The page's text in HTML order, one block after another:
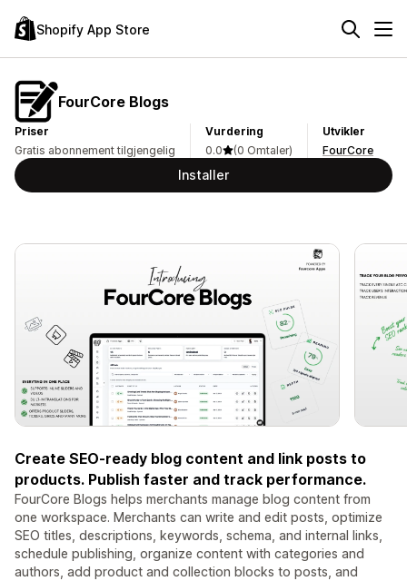
Shopify App Store
FourCore Blogs
Priser
Gratis abonnement tilgjengelig
Vurdering
0.0
(0 Omtaler)
Utvikler
FourCore
Installer
Create SEO-ready blog content and link posts to
products. Publish faster and track performance.
FourCore Blogs helps merchants manage blog content from
one workspace. Merchants can write and edit posts, optimize
SEO titles, descriptions, keywords, schema, and internal links,
schedule publishing, organize content with categories and
authors, add product and collection blocks to posts, and